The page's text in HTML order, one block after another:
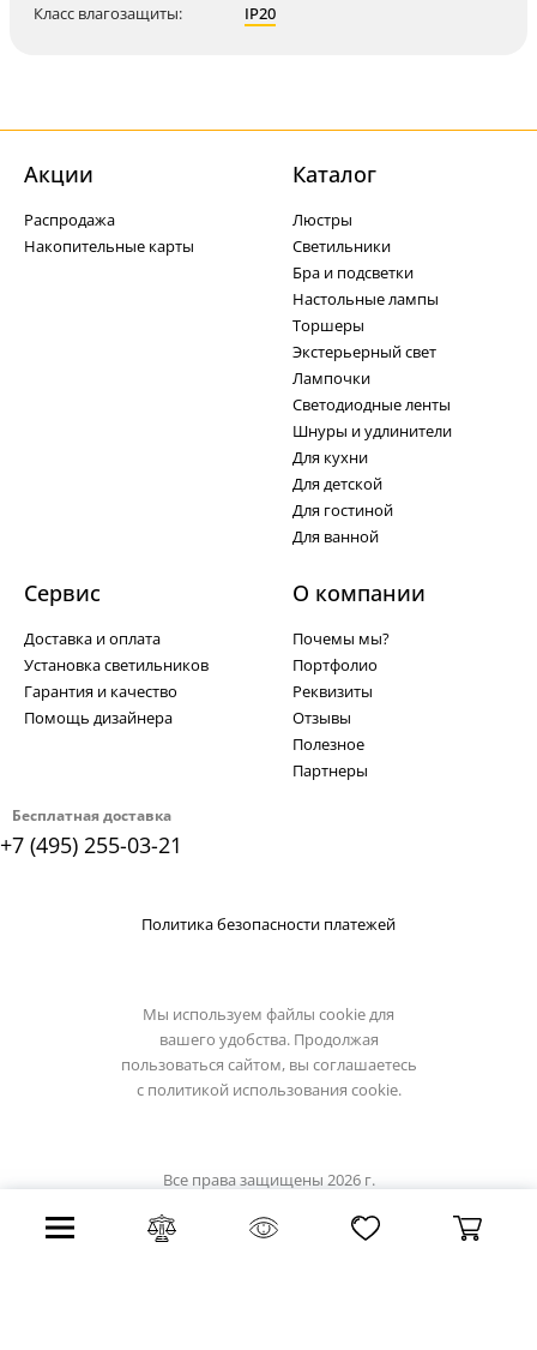
Класс влагозащиты: IP20
Бесплатная доставка
+7 (495) 255-03-21
Акции
Распродажа
Накопительные карты
Каталог
Люстры
Светильники
Бра и подсветки
Настольные лампы
Торшеры
Экстерьерный свет
Лампочки
Светодиодные ленты
Шнуры и удлинители
Для кухни
Для детской
Для гостиной
Для ванной
Сервис
Доставка и оплата
Установка светильников
Гарантия и качество
Помощь дизайнера
О компании
Почемы мы?
Портфолио
Реквизиты
Отзывы
Полезное
Партнеры
Политика безопасности платежей
Мы используем файлы cookie для
вашего удобства. Продолжая
пользоваться сайтом, вы соглашаетесь
с политикой использования cookie.
Все права защищены 2026 г.